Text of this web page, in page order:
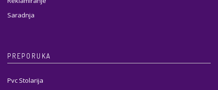
Saradnja
PREPORUKA
Pvc Stolarija